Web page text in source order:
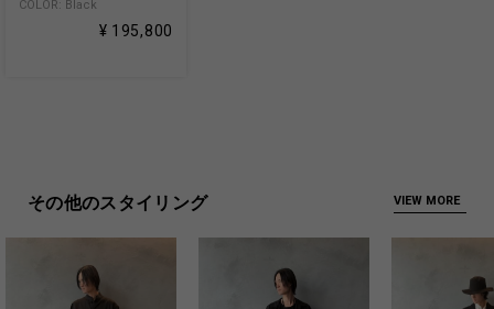
COLOR: Black
¥ 195,800
その他のスタイリング VIEW MORE